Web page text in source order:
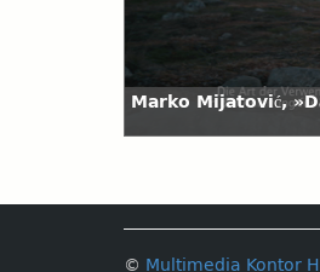
Marko Mijatović,
© Multimedia Kontor